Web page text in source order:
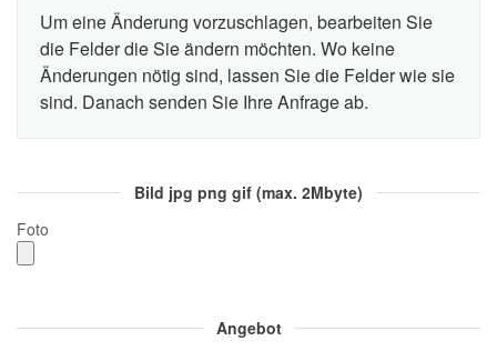
Um eine Änderung vorzuschlagen, bearbeiten Sie
die Felder die Sie ändern möchten. Wo keine
Änderungen nötig sind, lassen Sie die Felder wie sie
sind. Danach senden Sie Ihre Anfrage ab.
Bild jpg png gif (max. 2Mbyte)
Foto
Angebot